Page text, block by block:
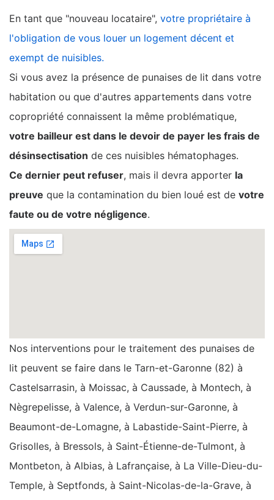
En tant que "nouveau locataire", votre propriétaire à
l'obligation de vous louer un logement décent et
exempt de nuisibles.
Si vous avez la présence de punaises de lit dans votre
habitation ou que d'autres appartements dans votre
copropriété connaissent la même problématique,
votre bailleur est dans le devoir de payer les frais de
désinsectisation de ces nuisibles hématophages.
Ce dernier peut refuser, mais il devra apporter la
preuve que la contamination du bien loué est de votre
faute ou de votre négligence.
Nos interventions pour le traitement des punaises de
lit peuvent se faire dans le Tarn-et-Garonne (82) à
Castelsarrasin, à Moissac, à Caussade, à Montech, à
Nègrepelisse, à Valence, à Verdun-sur-Garonne, à
Beaumont-de-Lomagne, à Labastide-Saint-Pierre, à
Grisolles, à Bressols, à Saint-Étienne-de-Tulmont, à
Montbeton, à Albias, à Lafrançaise, à La Ville-Dieu-du-
Temple, à Septfonds, à Saint-Nicolas-de-la-Grave, à